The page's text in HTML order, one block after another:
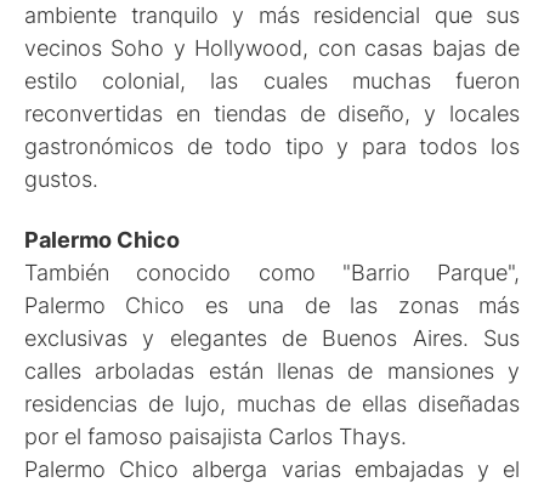
ambiente tranquilo y más residencial que sus
vecinos Soho y Hollywood, con casas bajas de
estilo colonial, las cuales muchas fueron
reconvertidas en tiendas de diseño, y locales
gastronómicos de todo tipo y para todos los
gustos.
Palermo Chico
También conocido como "Barrio Parque",
Palermo Chico es una de las zonas más
exclusivas y elegantes de Buenos Aires. Sus
calles arboladas están llenas de mansiones y
residencias de lujo, muchas de ellas diseñadas
por el famoso paisajista Carlos Thays.
Palermo Chico alberga varias embajadas y el